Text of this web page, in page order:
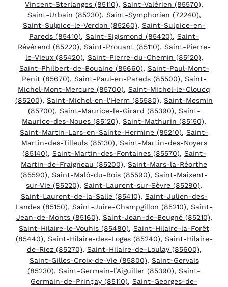
Vincent-Sterlanges (85110), Saint-Valérien (85570),
Saint-Urbain (85230), Saint-Symphorien (72240),
Saint-Sulpice-le-Verdon (85260), Saint-Sulpice-en-
Pareds (85410), Saint-Sigismond (85420), Saint-
Révérend (85220), Saint-Prouant (85110), Saint-Pierre-
le-Vieux (85420), Saint-Pierre-du-Chemin (85120),
Saint-Philbert-de-Bouaine (85660), Saint-Paul-Mont-
Penit (85670), Saint-Paul-en-Pareds (85500), Saint-
Michel-Mont-Mercure (85700), Saint-Michel-le-Cloucq
(85200), Saint-Michel-en-l’Herm (85580), Saint-Mesmin
(85700), Saint-Maurice-le-Girard (85390), Saint-
Maurice-des-Noues (85120), Saint-Mathurin (85150),
Saint-Martin-Lars-en-Sainte-Hermine (85210), Saint-
Martin-des-Tilleuls (85130), Saint-Martin-des-Noyers
(85140), Saint-Martin-des-Fontaines (85570), Saint-
Martin-de-Fraigneau (85200), Saint-Mars-la-Réorthe
(85590), Saint-Malô-du-Bois (85590), Saint-Maixent-
sur-Vie (85220), Saint-Laurent-sur-Sèvre (85290),
Saint-Laurent-de-la-Salle (85410), Saint-Julien-des-
Landes (85150), Saint-Juire-Champgillon (85210), Saint-
Jean-de-Monts (85160), Saint-Jean-de-Beugné (85210),
Saint-Hilaire-le-Vouhis (85480), Saint-Hilaire-la-Forêt
(85440), Saint-Hilaire-des-Loges (85240), Saint-Hilaire-
de-Riez (85270), Saint-Hilaire-de-Loulay (85600),
Saint-Gilles-Croix-de-Vie (85800), Saint-Gervais
(85230), Saint-Germain-l’Aiguiller (85390), Saint-
Germain-de-Prinçay (85110), Saint-Georges-de-